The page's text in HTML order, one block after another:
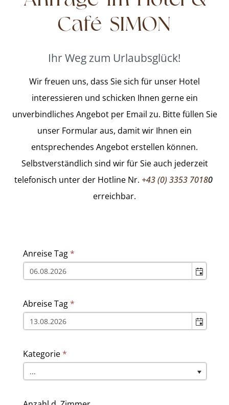
Café SIMON
Ihr Weg zum Urlaubsglück!
Wir freuen uns, dass Sie sich für unser Hotel
interessieren und schicken Ihnen gerne ein
unverbindliches Angebot per Email zu. Bitte füllen Sie
unser Formular aus, damit wir Ihnen ein
entsprechendes Angebot erstellen können.
Selbstverständlich sind wir für Sie auch jederzeit
telefonisch unter der Hotline Nr. +43 (0) 3353 70180
erreichbar.
Anreise Tag*
Abreise Tag*
Kategorie*
...